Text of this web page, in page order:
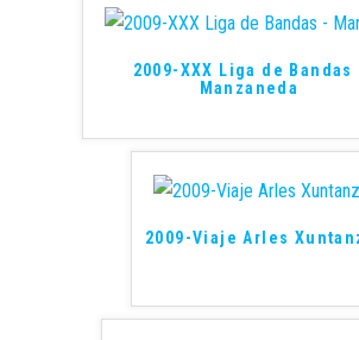
2009-XXX Liga de Bandas
Manzaneda
2009-Viaje Arles